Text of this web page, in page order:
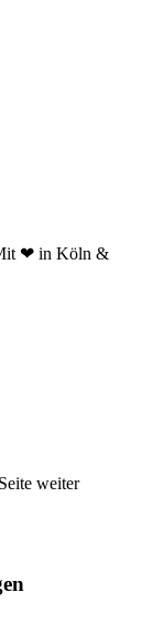
❤ in Köln &
weiter